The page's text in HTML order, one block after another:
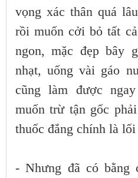
vọng xác thân quá
rồi muốn cởi bỏ tất
ngon, mặc đẹp bây
nhạt, uống vài gáo
cũng làm được
muốn trừ tận gốc
thuốc đắng chính là
- Nhưng đã có bằng